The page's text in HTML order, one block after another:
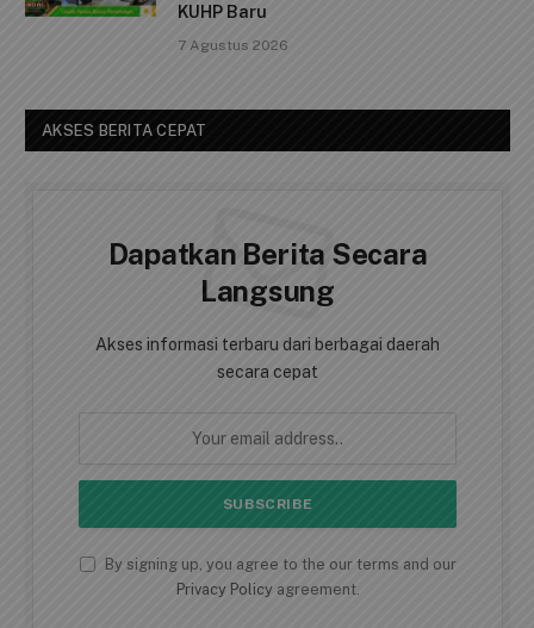
KUHP Baru
7 Agustus 2026
AKSES BERITA CEPAT
Dapatkan Berita Secara
Langsung
Akses informasi terbaru dari berbagai daerah
secara cepat
By signing up, you agree to the our terms and our
Privacy Policyagreement.